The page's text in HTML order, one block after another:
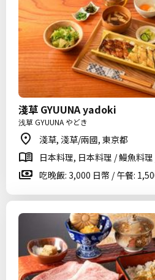
淺草 GYUUNA yadoki
浅草 GYUUNA やどき
淺草, 淺草/兩國, 東京都
日本料理, 日本料理 / 鰻魚料
吃晚飯: 3,000 日幣 / 午餐: